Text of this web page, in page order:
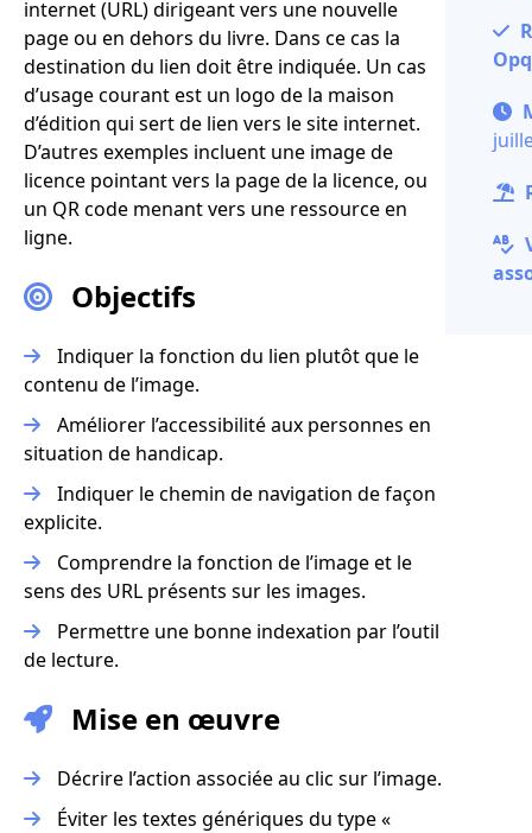
internet (URL) dirigeant vers une nouvelle
page ou en dehors du livre. Dans ce cas la
destination du lien doit être indiquée. Un cas
d’usage courant est un logo de la maison
d’édition qui sert de lien vers le site internet.
D’autres exemples incluent une image de
licence pointant vers la page de la licence, ou
un QR code menant vers une ressource en
ligne.
Objectifs
Indiquer la fonction du lien plutôt que le
contenu de l’image.
Améliorer l’accessibilité aux personnes en
situation de handicap.
Indiquer le chemin de navigation de façon
explicite.
Comprendre la fonction de l’image et le
sens des URL présents sur les images.
Permettre une bonne indexation par l’outil
de lecture.
Mise en œuvre
Décrire l’action associée au clic sur l’image.
Éviter les textes génériques du type «